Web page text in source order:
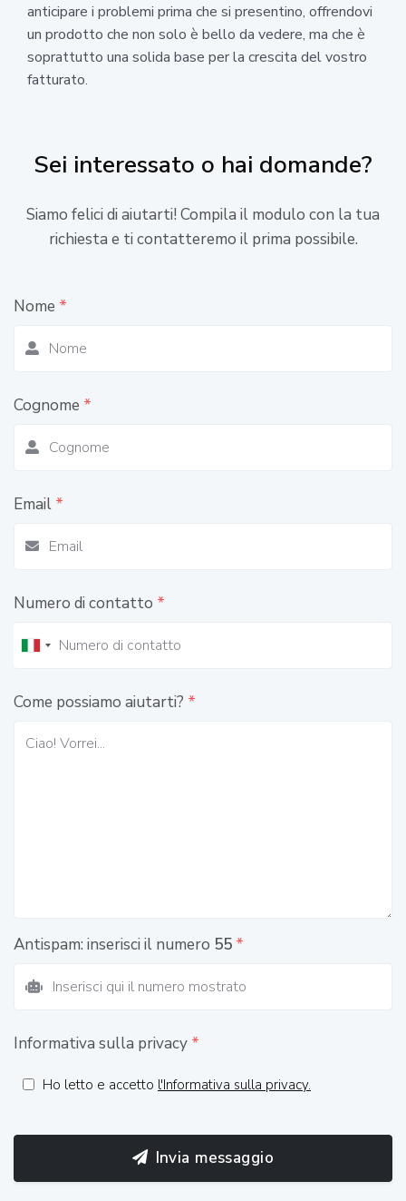
anticipare i problemi prima che si presentino, offrendovi
un prodotto che non solo è bello da vedere, ma che è
soprattutto una solida base per la crescita del vostro
fatturato.
Sei interessato o hai domande?
Siamo felici di aiutarti! Compila il modulo con la tua
richiesta e ti contatteremo il prima possibile.
Nome *
Cognome *
Email *
Numero di contatto *
Come possiamo aiutarti? *
Antispam: inserisci il numero 55 *
Informativa sulla privacy *
Ho letto e accetto l'Informativa sulla privacy.
Invia messaggio